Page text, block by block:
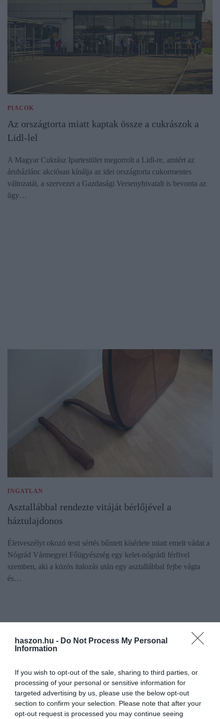
haszon.hu - Do Not Process My Personal
Information
If you wish to opt-out of the sale, sharing to third parties, or
processing of your personal or sensitive information for
targeted advertising by us, please use the below opt-out
section to confirm your selection. Please note that after your
opt-out request is processed you may continue seeing
PIACOK
Az országtorta miatt kaptak össze a cukrászok a
Lidl-lel
A Magyar Cukrász Ipartestület megorrolt a Lidl-re, amiért az
áruházlánc akciósan kínálja az idei országtorta cukormentes
változatát, a szervezet a Gazdasági Versenyhivatalt is bevonta az
ügy…
INGATLAN
Asztallábbal rendezte vitáját bérlőjével a
háztulajdonos
Életveszélyt okozó testi sértés bűntett kísérlete miatt emelt vádat a
Nógrád Vármegyei Főügyészség egy kelet-nógrádi férfivel
szemben, aki a közös italozás után egy asztallábbal fejbe vágta
és…